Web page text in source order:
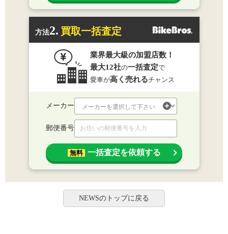
方法2. 買取一括査定
業界最大級の加盟店数！
最大12社の一括査定で
愛車が高く売れるチャンス
メーカー
郵便番号
無料 一括査定を依頼する
NEWSのトップに戻る